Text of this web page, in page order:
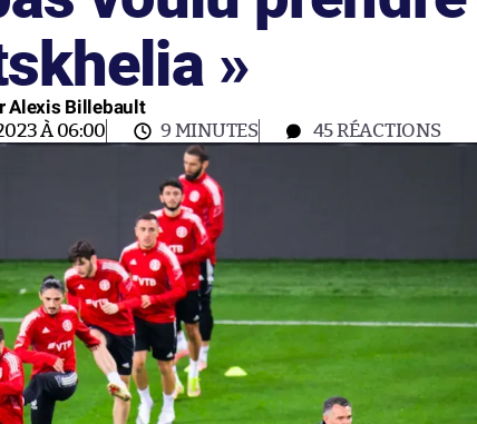
»
Alexis Billebault
À 06:00 9 MINUTES 45RÉACTIONS